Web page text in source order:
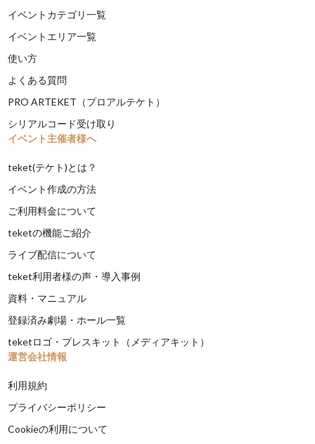
イベントカテゴリ一覧
イベントエリア一覧
使い方
よくある質問
PRO ARTEKET（プロアルテケト）
シリアルコード受け取り
イベント主催者様へ
teket(テケト)とは？
イベント作成の方法
ご利用料金について
teketの機能ご紹介
ライブ配信について
teket利用者様の声・導入事例
資料・マニュアル
登録済み劇場・ホール一覧
teketロゴ・プレスキット（メディアキット）
運営会社情報
利用規約
プライバシーポリシー
Cookieの利用について